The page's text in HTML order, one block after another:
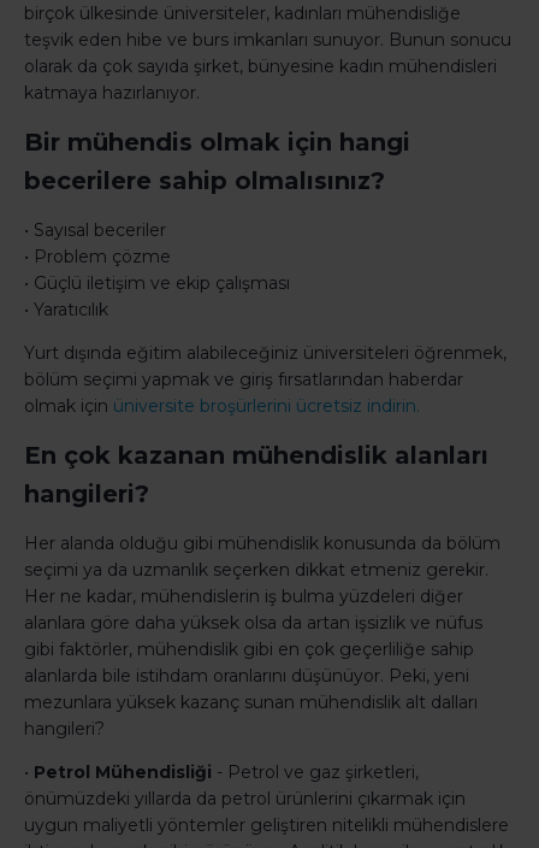
birçok ülkesinde üniversiteler, kadınları mühendisliğe
teşvik eden hibe ve burs imkanları sunuyor. Bunun sonucu
olarak da çok sayıda şirket, bünyesine kadın mühendisleri
katmaya hazırlanıyor.
Bir mühendis olmak için hangi
becerilere sahip olmalısınız?
• Sayısal beceriler
• Problem çözme
• Güçlü iletişim ve ekip çalışması
• Yaratıcılık
Yurt dışında eğitim alabileceğiniz üniversiteleri öğrenmek,
bölüm seçimi yapmak ve giriş fırsatlarından haberdar
olmak için üniversite broşürlerini ücretsiz indirin.
En çok kazanan mühendislik alanları
hangileri?
Her alanda olduğu gibi mühendislik konusunda da bölüm
seçimi ya da uzmanlık seçerken dikkat etmeniz gerekir.
Her ne kadar, mühendislerin iş bulma yüzdeleri diğer
alanlara göre daha yüksek olsa da artan işsizlik ve nüfus
gibi faktörler, mühendislik gibi en çok geçerliliğe sahip
alanlarda bile istihdam oranlarını düşünüyor. Peki, yeni
mezunlara yüksek kazanç sunan mühendislik alt dalları
hangileri?
• Petrol Mühendisliği - Petrol ve gaz şirketleri,
önümüzdeki yıllarda da petrol ürünlerini çıkarmak için
uygun maliyetli yöntemler geliştiren nitelikli mühendislere